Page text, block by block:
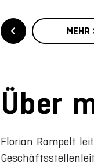
MEHR
Über
Florian Rampelt